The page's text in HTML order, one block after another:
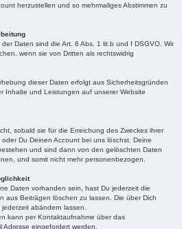
herzustellen und so mehrmaliges Abstimmen zu
Daten sind die Art. 6 Abs. 1 lit.b und f DSGVO. Wir
wenn sie von Dritten als rechtswidrig
dieser Daten erfolgt aus Sicherheitsgründen
Inhalte und Leistungen auf unserer Website
sobald sie für die Erreichung des Zweckes ihrer
Du Deinen Account bei uns löschst. Deine
und sind dann von den gelöschten Daten
und somit nicht mehr personenbezogen.
Daten vorhanden sein, hast Du jederzeit die
aus Beiträgen löschen zu lassen. Die über Dich
abändern lassen.
kann per Kontaktaufnahme über das
eingefordert werden.